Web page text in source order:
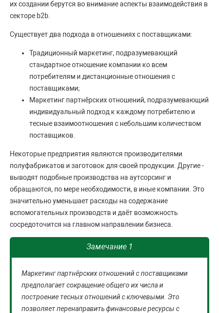
их создании берутся во внимание аспекты взаимодействия в
секторе b2b.
Существует два подхода в отношениях с поставщиками:
Традиционный маркетинг, подразумевающий
стандартное отношение компании ко всем
потребителям и дистанционные отношения с
поставщиками;
Маркетинг партнёрских отношений, подразумевающий
индивидуальный подход к каждому потребителю и
тесные взаимоотношения с небольшим количеством
поставщиков.
Некоторые предприятия являются производителями
полуфабрикатов и заготовок для своей продукции. Другие -
выводят подобные производства на аутсорсинг и
обращаются, по мере необходимости, в иные компании. Это
значительно уменьшает расходы на содержание
вспомогательных производств и даёт возможность
сосредоточится на главном направлении бизнеса.
Замечание 1
Маркетинг партнёрских отношений с поставщиками
предполагает сокращение общего их числа и
построение тесных отношений с ключевыми. Это
позволяет перенаправить финансовые ресурсы с